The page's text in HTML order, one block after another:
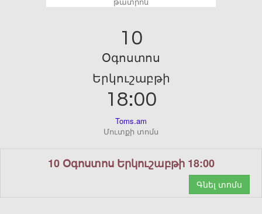
10
Օգոստոս
Երկուշաբթի
18:00
Toms.am
Մուտքի տոմս
10 Օգոստոս Երկուշաբթի 18:00
Գնել տոմս